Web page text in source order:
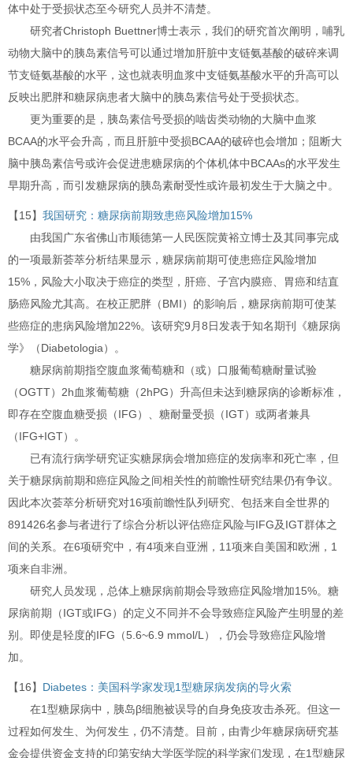
体中处于受损状态至今研究人员并不清楚。
研究者Christoph Buettner博士表示，我们的研究首次阐明，哺乳
动物大脑中的胰岛素信号可以通过增加肝脏中支链氨基酸的破碎来调
节支链氨基酸的水平，这也就表明血浆中支链氨基酸水平的升高可以
反映出肥胖和糖尿病患者大脑中的胰岛素信号处于受损状态。
更为重要的是，胰岛素信号受损的啮齿类动物的大脑中血浆
BCAA的水平会升高，而且肝脏中受损BCAA的破碎也会增加；阻断大
脑中胰岛素信号或许会促进患糖尿病的个体机体中BCAAs的水平发生
早期升高，而引发糖尿病的胰岛素耐受性或许最初发生于大脑之中。
【15】 我国研究：糖尿病前期致患癌风险增加15%
由我国广东省佛山市顺德第一人民医院黄裕立博士及其同事完成
的一项最新荟萃分析结果显示，糖尿病前期可使患癌症风险增加
15%，风险大小取决于癌症的类型，肝癌、子宫内膜癌、胃癌和结直
肠癌风险尤其高。在校正肥胖（BMI）的影响后，糖尿病前期可使某
些癌症的患病风险增加22%。该研究9月8日发表于知名期刊《糖尿病
学》（Diabetologia）。
糖尿病前期指空腹血浆葡萄糖和（或）口服葡萄糖耐量试验
（OGTT）2h血浆葡萄糖（2hPG）升高但未达到糖尿病的诊断标准，
即存在空腹血糖受损（IFG）、糖耐量受损（IGT）或两者兼具
（IFG+IGT）。
已有流行病学研究证实糖尿病会增加癌症的发病率和死亡率，但
关于糖尿病前期和癌症风险之间相关性的前瞻性研究结果仍有争议。
因此本次荟萃分析研究对16项前瞻性队列研究、包括来自全世界的
891426名参与者进行了综合分析以评估癌症风险与IFG及IGT群体之
间的关系。在6项研究中，有4项来自亚洲，11项来自美国和欧洲，1
项来自非洲。
研究人员发现，总体上糖尿病前期会导致癌症风险增加15%。糖
尿病前期（IGT或IFG）的定义不同并不会导致癌症风险产生明显的差
别。即使是轻度的IFG（5.6~6.9 mmol/L），仍会导致癌症风险增
加。
【16】 Diabetes：美国科学家发现1型糖尿病发病的导火索
在1型糖尿病中，胰岛β细胞被误导的自身免疫攻击杀死。但这一
过程如何发生、为何发生，仍不清楚。目前，由青少年糖尿病研究基
金会提供资金支持的印第安纳大学医学院的科学家们发现，在1型糖尿